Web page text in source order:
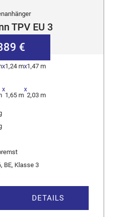
TPV EU 3
€
x1,24 mx1,47 m
x
1,65 m
x
2,03 m
BE, Klasse 3
DETAILS